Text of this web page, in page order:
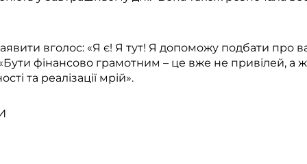
вголос: «Я є! Я тут! Я допоможу подбати про
фінансово грамотним – це вже не привілей, а
та реалізації мрій».